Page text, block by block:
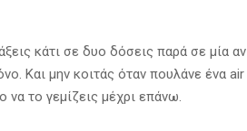
κάτι σε δυο δόσεις παρά σε μία αν
Και μην κοιτάς όταν πουλάνε ένα air
το γεμίζεις μέχρι επάνω.